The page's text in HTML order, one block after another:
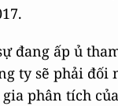
đang ấp ủ
ty sẽ phải đối
phân tích